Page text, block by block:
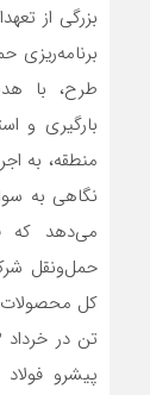
بزرگی از
طرح، با
بارگیری و
منطقه، به
نگاهی به
می‌دهد که
حمل‌و‌نقل
پیشرو